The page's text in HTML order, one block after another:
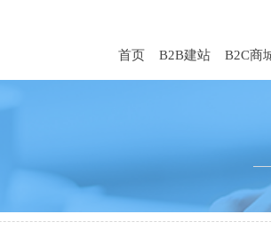
首页 B2B建站 B2C商